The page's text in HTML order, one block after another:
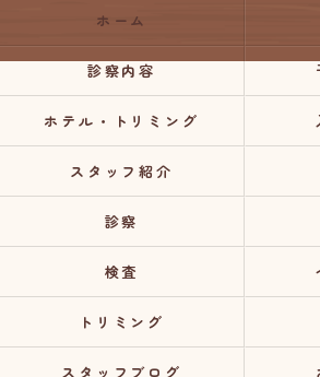
ホーム
診察内容
ホテル・トリミング
スタッフ紹介
診察
検査
トリミング
スタッフブログ